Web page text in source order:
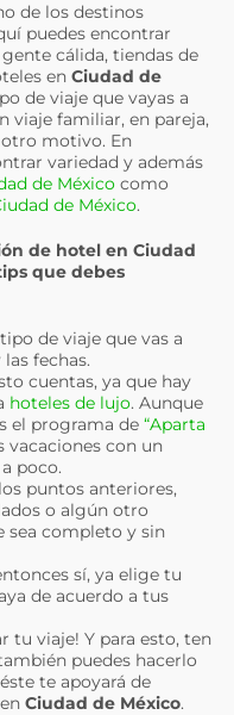
de los destinos
puedes encontrar
cálida, tiendas de
en Ciudad de
de viaje que vayas a
viaje familiar, en pareja,
motivo. En
variedad y además
de México como
de México.
de hotel en Ciudad
que debes
de viaje que vas a
fechas.
cuentas, ya que hay
hoteles de lujo. Aunque
el programa de “Aparta
con un
poco.
puntos anteriores,
o algún otro
sea completo y sin
sí, ya elige tu
de acuerdo a tus
tu viaje! Y para esto, ten
puedes hacerlo
te apoyará de
Ciudad de México.